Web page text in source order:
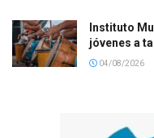
Instituto
jóvenes a
04/08/2026